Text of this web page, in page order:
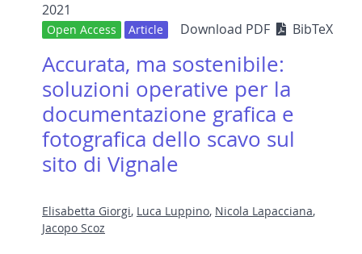
2021
Open Access Article Download PDF BibTeX
Accurata, ma sostenibile:
soluzioni operative per la
documentazione grafica e
fotografica dello scavo sul
sito di Vignale
Elisabetta Giorgi, Luca Luppino, Nicola Lapacciana,
Jacopo Scoz